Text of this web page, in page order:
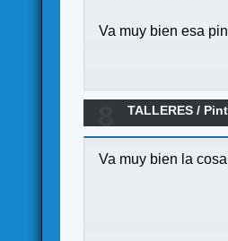
Va muy bien esa
TALLERES /
Va muy bien la